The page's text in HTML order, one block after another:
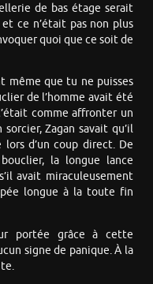
de bas étage serait
ce n’était pas non plus
quoi que ce soit de
même que tu ne puisses
de l’homme avait été
comme affronter un
Zagan savait qu’il
d’un coup direct. De
la longue lance
avait miraculeusement
longue à la toute fin
portée grâce à cette
signe de panique. À la